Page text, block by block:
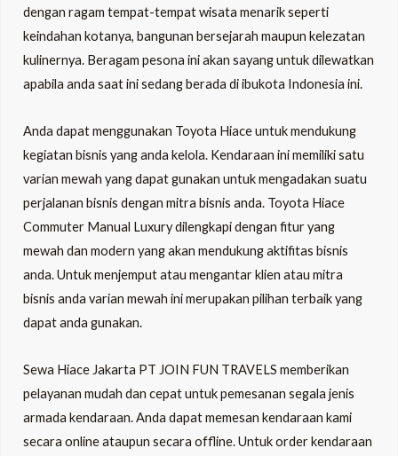
dengan ragam tempat-tempat wisata menarik seperti
keindahan kotanya, bangunan bersejarah maupun kelezatan
kulinernya. Beragam pesona ini akan sayang untuk dilewatkan
apabila anda saat ini sedang berada di ibukota Indonesia ini.
Anda dapat menggunakan Toyota Hiace untuk mendukung
kegiatan bisnis yang anda kelola. Kendaraan ini memiliki satu
varian mewah yang dapat gunakan untuk mengadakan suatu
perjalanan bisnis dengan mitra bisnis anda. Toyota Hiace
Commuter Manual Luxury dilengkapi dengan fitur yang
mewah dan modern yang akan mendukung aktifitas bisnis
anda. Untuk menjemput atau mengantar klien atau mitra
bisnis anda varian mewah ini merupakan pilihan terbaik yang
dapat anda gunakan.
Sewa Hiace Jakarta PT JOIN FUN TRAVELS memberikan
pelayanan mudah dan cepat untuk pemesanan segala jenis
armada kendaraan. Anda dapat memesan kendaraan kami
secara online ataupun secara offline. Untuk order kendaraan